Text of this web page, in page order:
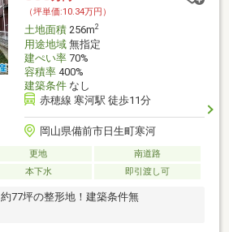
（坪単価:10.34万円）
土地面積256m2
用途地域無指定
建ぺい率70%
容積率400%
建築条件なし
赤穂線 寒河駅 徒歩11分
岡山県備前市日生町寒河
更地
南道路
本下水 即引渡し可
77坪の整形地！建築条件無